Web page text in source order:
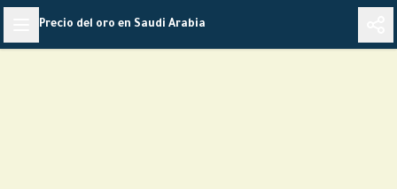
Skip
content
Precio del oro en Saudi Arabia